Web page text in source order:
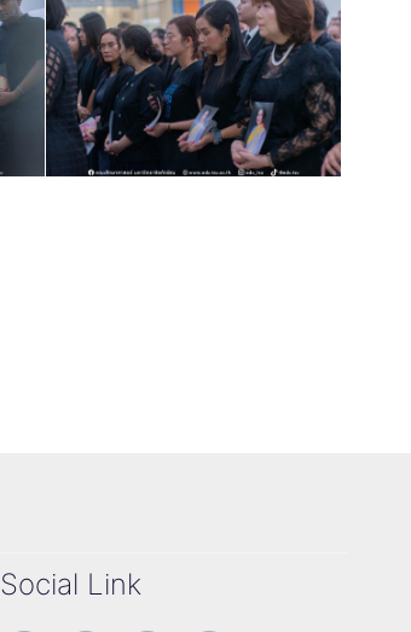
Social Link